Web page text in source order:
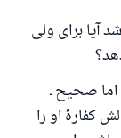
آیا برای ولی
اما صحیح ـ
کفارهٔ او را